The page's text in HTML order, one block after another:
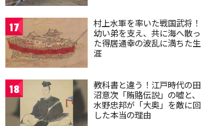
17
村上水軍を率いた戦国武将！
幼い弟を支え、共に海へ散っ
た得居通幸の波乱に満ちた生
涯
18
教科書と違う！江戸時代の田
沼意次「賄賂伝説」の嘘と、
水野忠邦が「大奥」を敵に回
した本当の理由